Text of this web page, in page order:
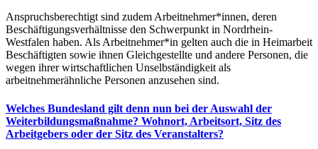
Anspruchsberechtigt sind zudem Arbeitnehmer*innen, deren
Beschäftigungsverhältnisse den Schwerpunkt in Nordrhein-
Westfalen haben. Als Arbeitnehmer*in gelten auch die in Heimarbeit
Beschäftigten sowie ihnen Gleichgestellte und andere Personen, die
wegen ihrer wirtschaftlichen Unselbständigkeit als
arbeitnehmerähnliche Personen anzusehen sind.
Welches Bundesland gilt denn nun bei der Auswahl der
Weiterbildungsmaßnahme? Wohnort, Arbeitsort, Sitz des
Arbeitgebers oder der Sitz des Veranstalters?